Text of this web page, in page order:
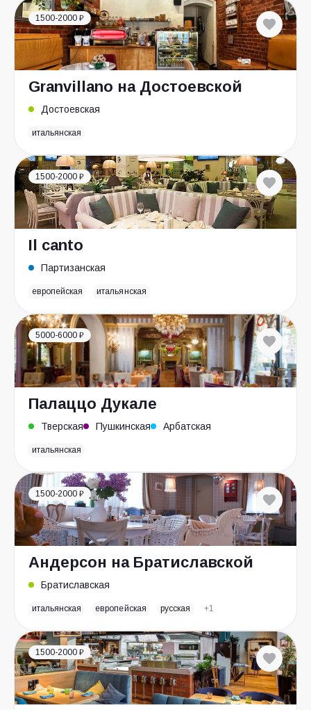
1500-2000 ₽
Granvillano на Достоевской
Достоевская
итальянская
1500-2000 ₽
Il canto
Партизанская
европейская итальянская
5000-6000 ₽
Палаццо Дукале
Тверская Пушкинская Арбатская
итальянская
1500-2000 ₽
Андерсон на Братиславской
Братиславская
итальянская европейская русская +1
1500-2000 ₽